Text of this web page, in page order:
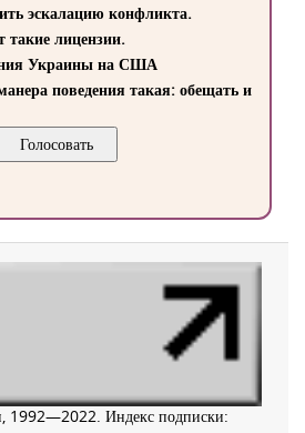
эскалацию конфликта.
такие лицензии.
Украины на США
поведения такая: обещать и
1992—2022. Индекс подписки: